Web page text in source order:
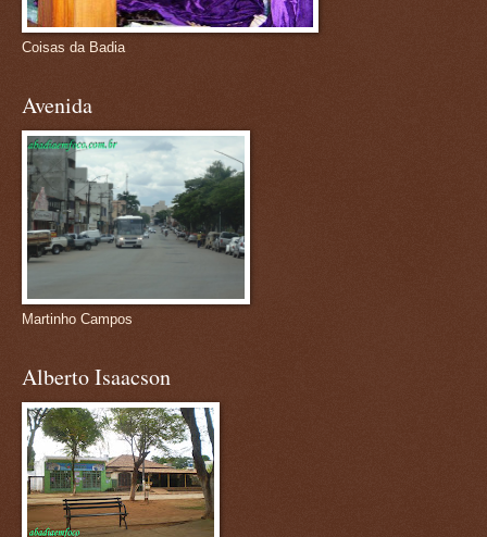
Coisas da Badia
Avenida
Martinho Campos
Alberto Isaacson